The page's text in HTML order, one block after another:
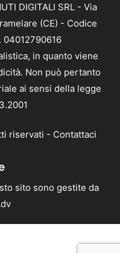
DIGITALI SRL - Via
(CE) - Codice
04012790616
in quanto viene
Non può pertanto
ai sensi della legge
riservati - Contattaci
sito sono gestite da